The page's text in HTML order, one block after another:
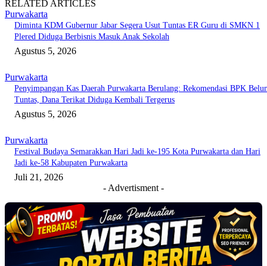
RELATED ARTICLES
Purwakarta
Diminta KDM Gubernur Jabar Segera Usut Tuntas ER Guru di SMKN 1
Plered Diduga Berbisnis Masuk Anak Sekolah
Agustus 5, 2026
Purwakarta
Penyimpangan Kas Daerah Purwakarta Berulang: Rekomendasi BPK
Tuntas, Dana Terikat Diduga Kembali Tergerus
Agustus 5, 2026
Purwakarta
Festival Budaya Semarakkan Hari Jadi ke-195 Kota Purwakarta dan Hari
Jadi ke-58 Kabupaten Purwakarta
Juli 21, 2026
- Advertisment -